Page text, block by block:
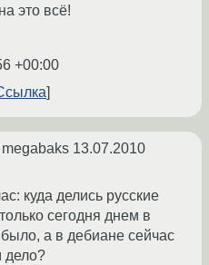
это всё!
+00:00
megabaks 13.07.2010
куда делись русские
сегодня днем в
а в дебиане сейчас
дело?